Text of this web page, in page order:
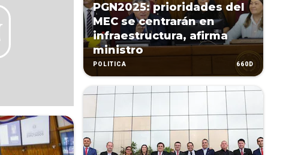
PGN2025: prioridades del
MEC se centrarán en
infraestructura, afirma
ministro
POLÍTICA 660D